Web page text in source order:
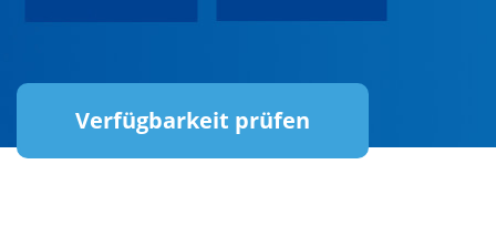
Verfügbarkeit prüfen